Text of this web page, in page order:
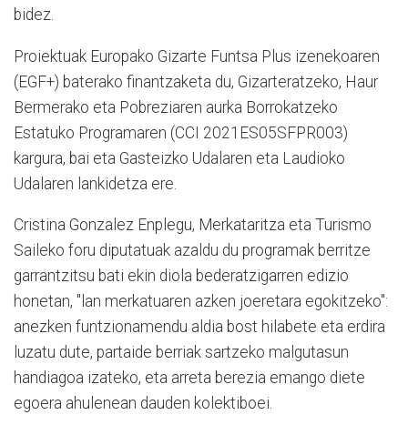
bidez.
Proiektuak Europako Gizarte Funtsa Plus izenekoaren
(EGF+) baterako finantzaketa du, Gizarteratzeko, Haur
Bermerako eta Pobreziaren aurka Borrokatzeko
Estatuko Programaren (CCI 2021ES05SFPR003)
kargura, bai eta Gasteizko Udalaren eta Laudioko
Udalaren lankidetza ere.
Cristina Gonzalez Enplegu, Merkataritza eta Turismo
Saileko foru diputatuak azaldu du programak berritze
garrantzitsu bati ekin diola bederatzigarren edizio
honetan, "lan merkatuaren azken joeretara egokitzeko":
anezken funtzionamendu aldia bost hilabete eta erdira
luzatu dute, partaide berriak sartzeko malgutasun
handiagoa izateko, eta arreta berezia emango diete
egoera ahulenean dauden kolektiboei.